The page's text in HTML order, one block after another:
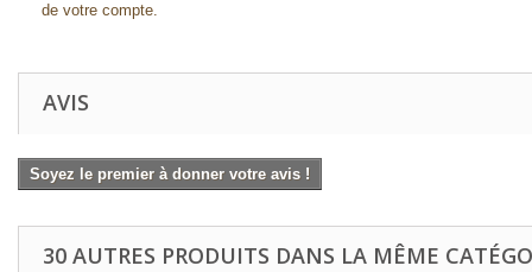
de votre compte.
AVIS
Soyez le premier à donner votre avis !
30 AUTRES PRODUITS DANS LA MÊME